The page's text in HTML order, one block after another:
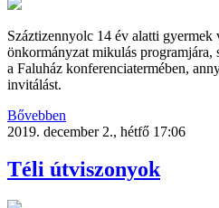
Száztizennyolc 14 év alatti gyermek
önkormányzat mikulás programjára,
a Faluház konferenciatermében,
invitálást.
Bővebben
2019. december 2., hétfő 17:06
Téli útviszonyok